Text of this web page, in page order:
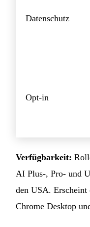
Datenschutz
Opt-in
Verfügbarkeit:
AI Plus-, Pro- und
den USA.
Chrome Desktop